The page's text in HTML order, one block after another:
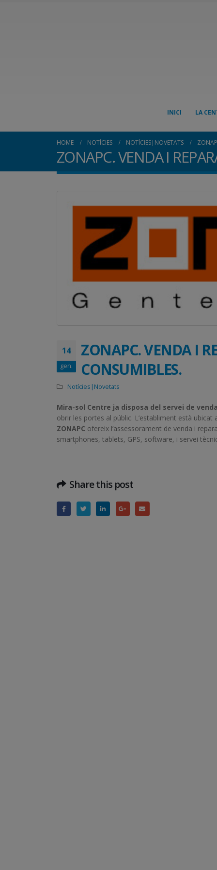
INICI LA
HOME NOTÍCIES NOTÍCIES|NOVETATS
ZONAPC. VENDA I
14
gen.
ZONAPC. VENDA I
CONSUMIBLES.
Notícies|Novetats
Mira-sol Centre ja disposa del servei de
obrir les portes al públic. L’establiment està
ZONAPC ofereix l’assessorament de venda i
smartphones, tablets, GPS, software, i servei
Share this post